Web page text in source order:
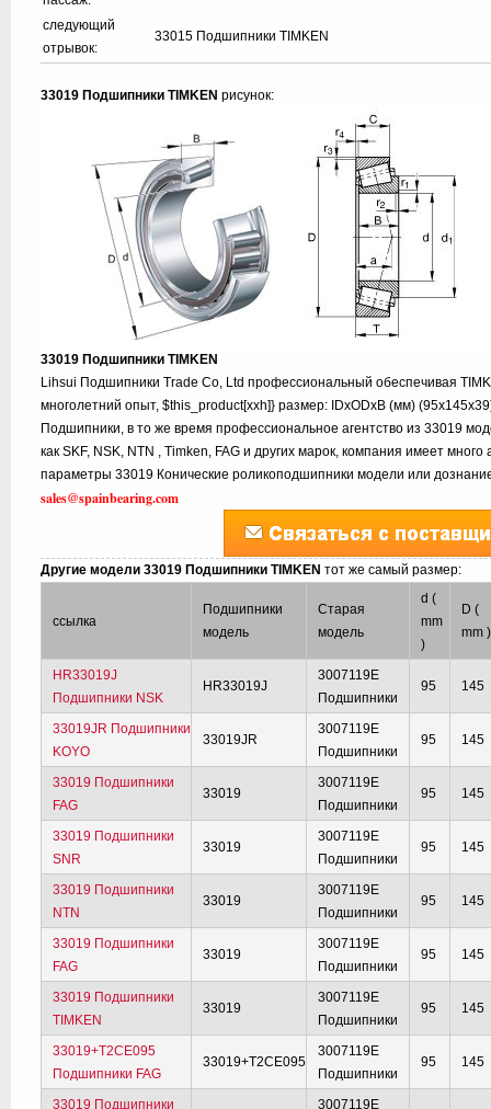
следующий
отрывок:
33015 Подшипники TIMKEN
33019 Подшипники TIMKEN рисунок:
33019 Подшипники TIMKEN
Lihsui Подшипники Trade Co, Ltd профессиональный обеспечивая
многолетний опыт, $this_product[xxh]} размер: IDxODxB (мм)
Подшипники, в то же время профессиональное агентство из 33019
как SKF, NSK, NTN , Timken, FAG и других марок, компания имеет
параметры 33019 Конические роликоподшипники модели или
sales@spainbearing.com
Другие модели 33019 Подшипники TIMKENтот же самый размер:
ссылка
Подшипники
модель
Старая
модель
d (
mm
)
D (
mm )
HR33019J
Подшипники NSK
HR33019J
3007119E
Подшипники
95 145
33019JR Подшипники
KOYO
33019JR
3007119E
Подшипники
95 145
33019 Подшипники
FAG
33019
3007119E
Подшипники
95 145
33019 Подшипники
SNR
33019
3007119E
Подшипники
95 145
33019 Подшипники
NTN
33019
3007119E
Подшипники
95 145
33019 Подшипники
FAG
33019
3007119E
Подшипники
95 145
33019 Подшипники
TIMKEN
33019
3007119E
Подшипники
95 145
33019+T2CE095
Подшипники FAG
33019+T2CE095
3007119E
Подшипники
95 145
33019 Подшипники 3007119E